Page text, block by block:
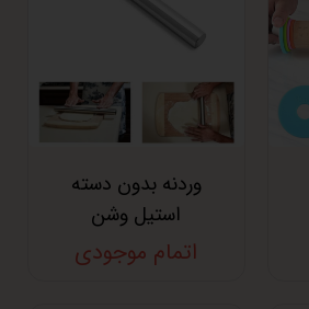
وردنه بدون‌ دسته
استیل وشن
اتمام موجودی